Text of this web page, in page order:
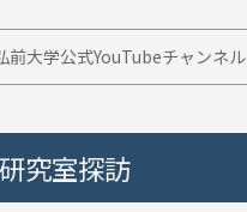
前大学公式YouTubeチャンネル
究室探訪